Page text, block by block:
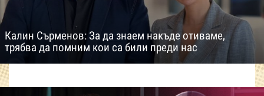
Калин Сърменов: За да знаем накъде отиваме,
трябва да помним кои са били преди нас